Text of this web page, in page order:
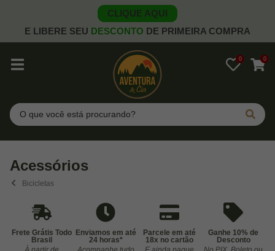
CLIQUE AQUI
E LIBERE SEU DESCONTO DE PRIMEIRA COMPRA
0 0
Pesquisar
Acessórios
Bicicletas
Frete Grátis Todo
Brasil
Enviamos em até
24 horas*
Parcele em até
18x no cartão
Ganhe 10% de
Desconto